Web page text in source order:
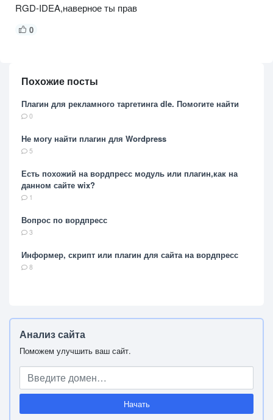
RGD-IDEA,наверное ты прав
0
Похожие посты
Плагин для рекламного таргетинга dle. Помогите найти
0
Не могу найти плагин для Wordpress
5
Есть похожий на вордпресс модуль или плагин,как на
данном сайте wix?
1
Вопрос по вордпресс
3
Информер, скрипт или плагин для сайта на вордпресс
8
Анализ сайта
Поможем улучшить ваш сайт.
Начать